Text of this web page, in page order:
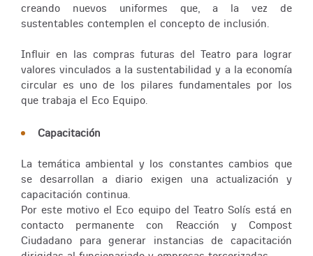
creando nuevos uniformes que, a la vez de
sustentables contemplen el concepto de inclusión.
Influir en las compras futuras del Teatro para lograr
valores vinculados a la sustentabilidad y a la economía
circular es uno de los pilares fundamentales por los
que trabaja el Eco Equipo.
Capacitación
La temática ambiental y los constantes cambios que
se desarrollan a diario exigen una actualización y
capacitación continua.
Por este motivo el Eco equipo del Teatro Solís está en
contacto permanente con Reacción y Compost
Ciudadano para generar instancias de capacitación